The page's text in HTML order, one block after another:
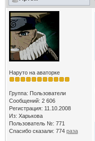
Наруто на аваторке
Группа: Пользователи
Сообщений: 2 606
Регистрация: 11.10.2008
Из: Харькова
Пользователь №: 771
Спасибо сказали: 774 раза